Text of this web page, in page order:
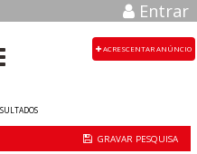
Entrar
ACRESCENTAR ANÚNCIO